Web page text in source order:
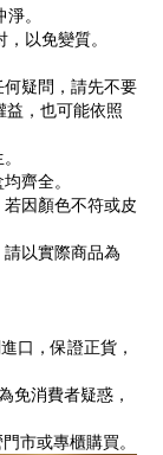
。
以免變質。
疑問，請先不要
益，也可能依照
齊全。
因顏色不符或皮
以實際商品為
口，保證正貨，
免消費者疑惑，
市或專櫃購買。